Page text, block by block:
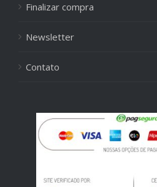
Finalizar compra
Newsletter
Contato